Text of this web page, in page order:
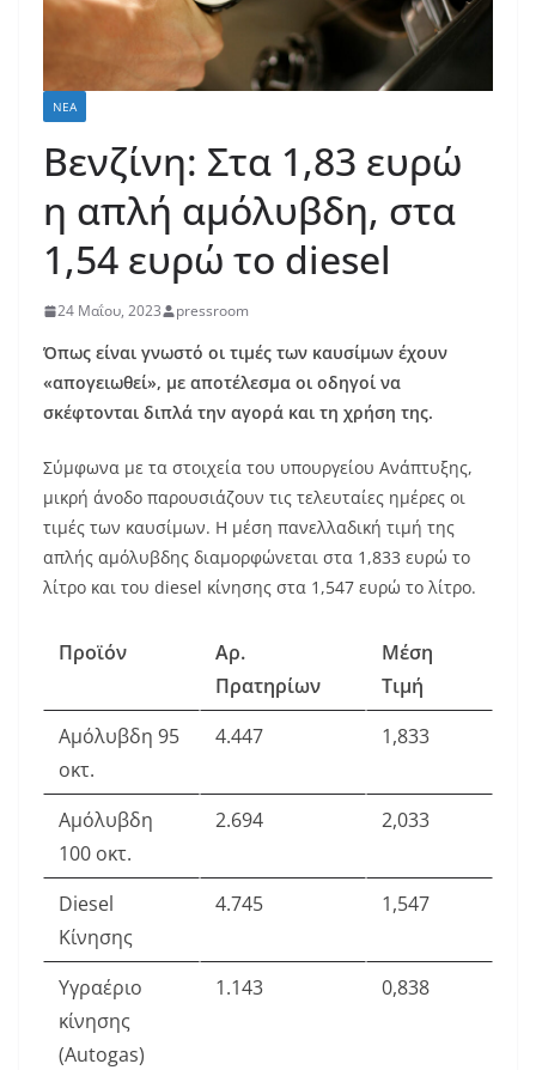
ΝΈΑ
Βενζίνη: Στα 1,83 ευρώ
η απλή αμόλυβδη, στα
1,54 ευρώ το diesel
24 Μαΐου, 2023 pressroom
Όπως είναι γνωστό οι τιμές των καυσίμων έχουν
«απογειωθεί», με αποτέλεσμα οι οδηγοί να
σκέφτονται διπλά την αγορά και τη χρήση της.
Σύμφωνα με τα στοιχεία του υπουργείου Ανάπτυξης,
μικρή άνοδο παρουσιάζουν τις τελευταίες ημέρες οι
τιμές των καυσίμων. Η μέση πανελλαδική τιμή της
απλής αμόλυβδης διαμορφώνεται στα 1,833 ευρώ το
λίτρο και του diesel κίνησης στα 1,547 ευρώ το λίτρο.
Προϊόν
Αρ.
Πρατηρίων
Μέση
Τιμή
Αμόλυβδη 95
οκτ.
4.447 1,833
Αμόλυβδη
100 οκτ.
2.694 2,033
Diesel
Κίνησης
4.745 1,547
Υγραέριο
κίνησης
(Autogas)
1.143 0,838